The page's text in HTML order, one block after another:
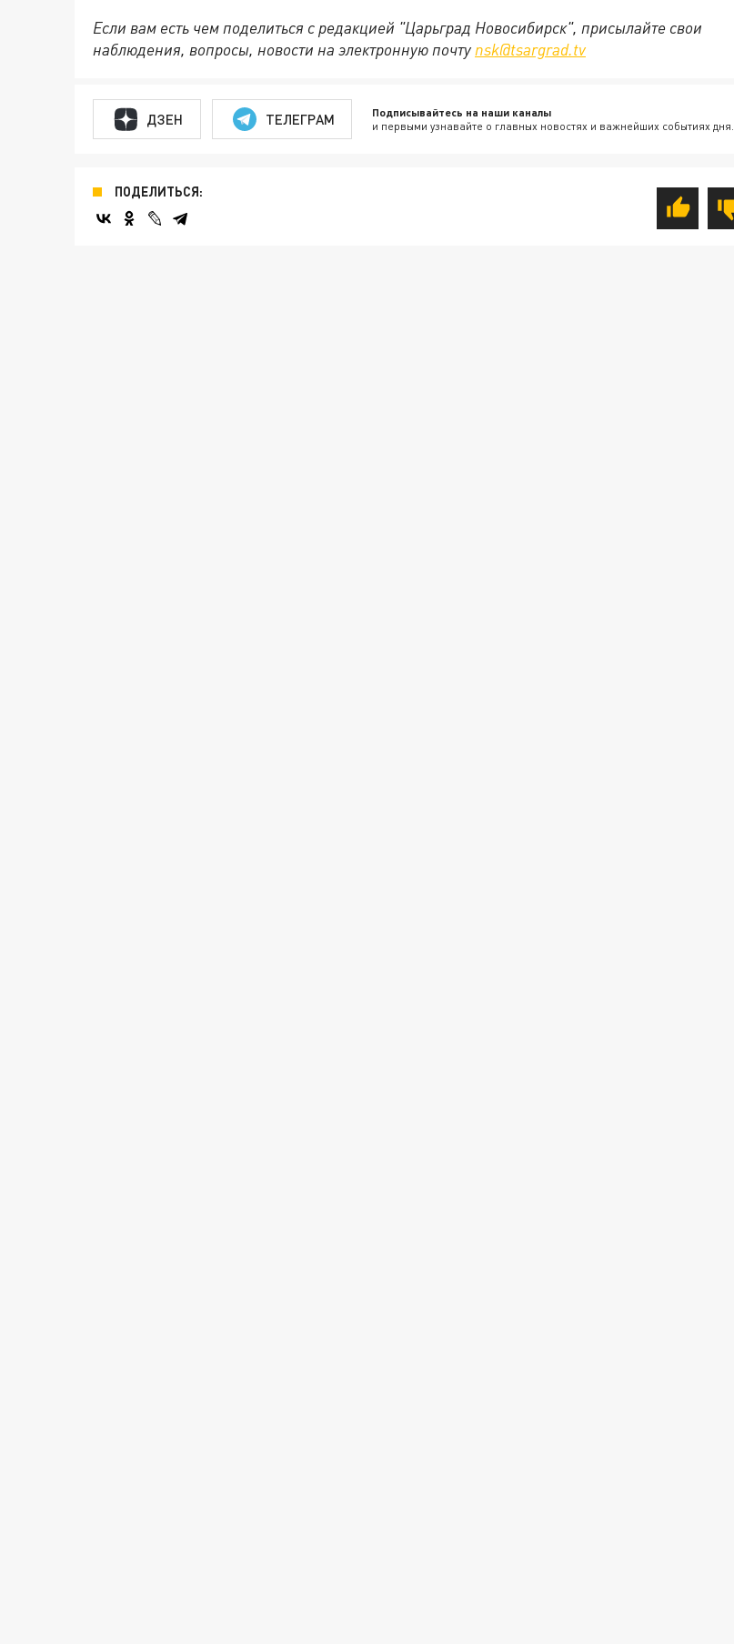
Если вам есть чем поделиться с редакцией "Царьград Новосибирск", присылайте свои
наблюдения, вопросы, новости на электронную почту nsk@tsargrad.tv
ДЗЕН ТЕЛЕГРАМ Подписывайтесь на наши каналы
и первыми узнавайте о главных новостях и важнейших событиях дня.
ПОДЕЛИТЬСЯ: